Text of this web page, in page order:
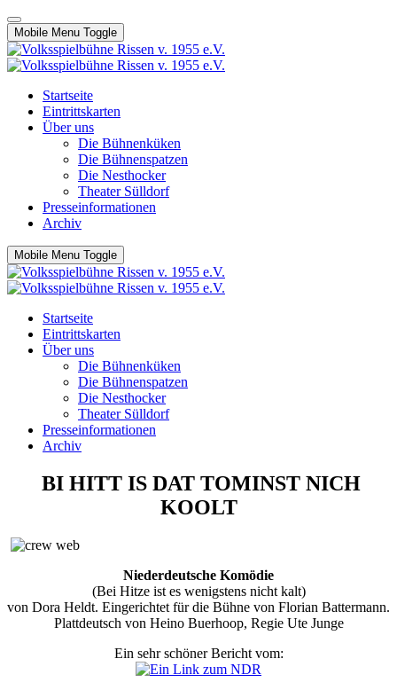
Mobile Menu Toggle
Startseite
Eintrittskarten
Über uns
Die Bühnenküken
Die Bühnenspatzen
Die Nesthocker
Theater Sülldorf
Presseinformationen
Archiv
Mobile Menu Toggle
Startseite
Eintrittskarten
Über uns
Die Bühnenküken
Die Bühnenspatzen
Die Nesthocker
Theater Sülldorf
Presseinformationen
Archiv
BI HITT IS DAT TOMINST NICH
KOOLT
Niederdeutsche Komödie
(Bei Hitze ist es wenigstens nicht kalt)
von Dora Heldt. Eingerichtet für die Bühne von Florian Battermann.
Plattdeutsch von Heino Buerhoop, Regie Ute Junge
Ein sehr schöner Bericht vom: